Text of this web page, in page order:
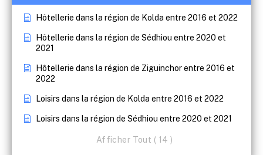
Hôtellerie dans la région de Kolda entre 2016 et 2022
Hôtellerie dans la région de Sédhiou entre 2020 et
2021
Hôtellerie dans la région de Ziguinchor entre 2016 et
2022
Loisirs dans la région de Kolda entre 2016 et 2022
Loisirs dans la région de Sédhiou entre 2020 et 2021
Afficher Tout ( 14 )